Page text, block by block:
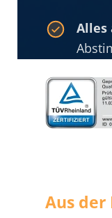
Alles
Aus der